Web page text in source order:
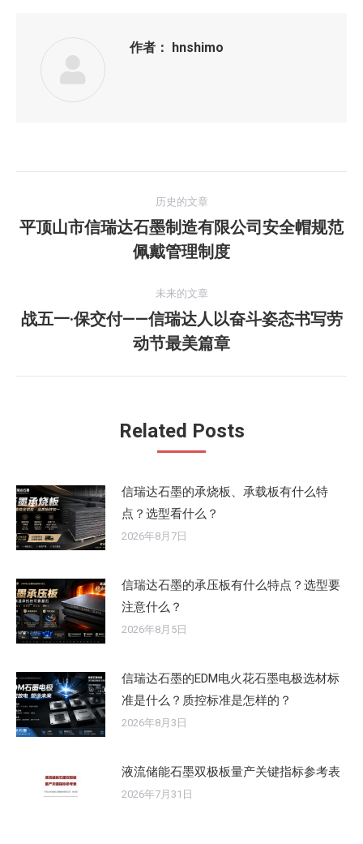
作者： hnshimo
章
历史的文章
历
史
文
章：
平顶山市信瑞达石墨制造有限公司安全帽规范
佩戴管理制度
未来的文章
未
来
的
战五一·保交付——信瑞达人以奋斗姿态书写劳
动节最美篇章
Related Posts
信瑞达石墨的承烧板、承载板有什么特
点？选型看什么？
2026年8月7日
信瑞达石墨的承压板有什么特点？选型要
注意什么？
2026年8月5日
信瑞达石墨的EDM电火花石墨电极选材标
准是什么？质控标准是怎样的？
2026年8月3日
液流储能石墨双极板量产关键指标参考表
2026年7月31日